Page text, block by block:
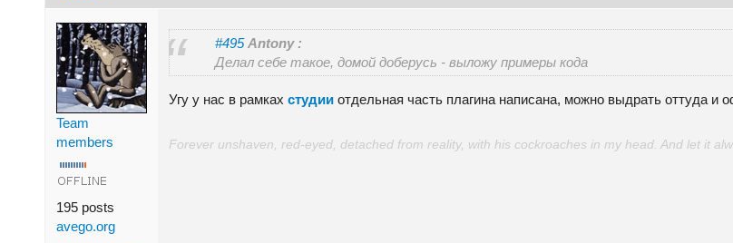
Team
members
195 posts
avego.org
#495 Antony :
Делал себе такое, домой доберусь - выложу примеры кода
Угу у нас в рамках студии отдельная часть плагина написана, можно выдрать оттуда и
Forever unshaven, red-eyed, detached from reality, with his cockroaches in my head. And let it